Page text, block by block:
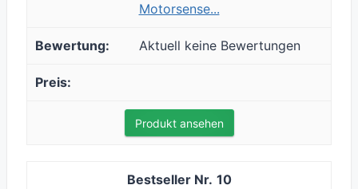
Motorsense...
Aktuell keine Bewertungen
Produkt ansehen
10